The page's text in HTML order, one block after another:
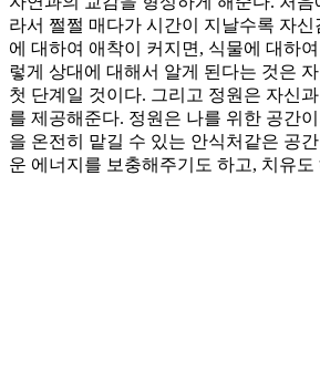
라서 쩔쩔 매다가 시간이 지날수록 자
에 대하여 애착이 커지면, 식물에 대하
렇게 상대에 대해서 알게 된다는 것은
첫 단계일 것이다. 그리고 정원은 자신
를 제공해준다. 정원은 나를 위한 공간
을 온전히 맡길 수 있는 안식처같은 공
운 에너지를 보충해주기도 하고, 치유